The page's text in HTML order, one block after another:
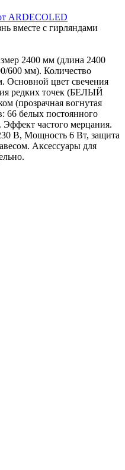
ARDECOLED
вместе с гирляндами
2400 мм (длина 2400
600 мм). Количество
Основной цвет свечения
редких точек (БЕЛЫЙ
(прозрачная вогнутая
66 белых постоянного
частого мерцания.
В, Мощность 6 Вт, защита
Аксессуары для